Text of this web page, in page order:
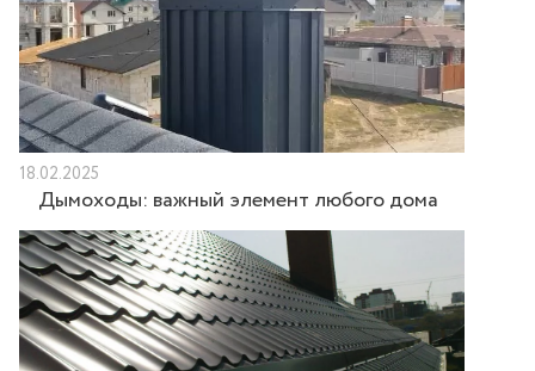
18.02.2025
Дымоходы: важный элемент любого дома